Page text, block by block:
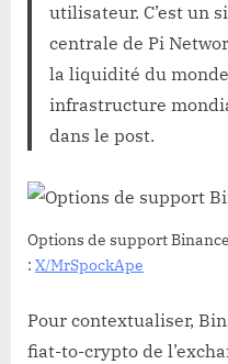
utilisateur. C’est un
centrale de Pi
la liquidité du
infrastructure
dans le post.
Options de support
: X/MrSpockApe
Pour contextualiser,
fiat-to-crypto de